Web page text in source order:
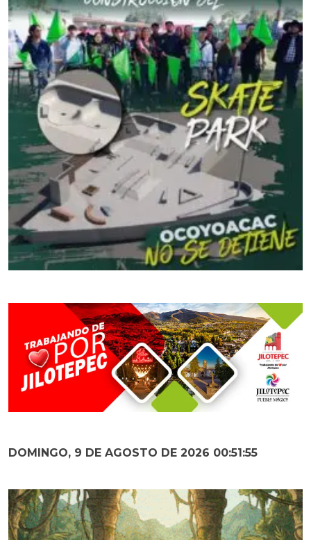
DOMINGO, 9 DE AGOSTO DE 2026 00:51:57